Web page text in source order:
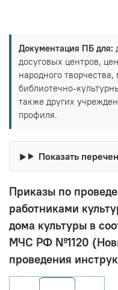
Документация ПБ для:
досуговых центров,
народного
библиотечно-
также других
профиля.
Показать
Приказы по
работниками
дома культуры в
МЧС РФ №1120
проведения